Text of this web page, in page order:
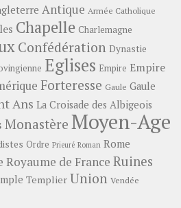
Antique Armée Catholique
Chapelle Charlemagne
Confédération Dynastie
Eglises Empire Empire
Forteresse Gaule Gaule
Ans La Croisade des Albigeois
Monastère Moyen-Age
Ordre Prieuré Roman Rome
Royaume de France Ruines
Templier Union Vendée